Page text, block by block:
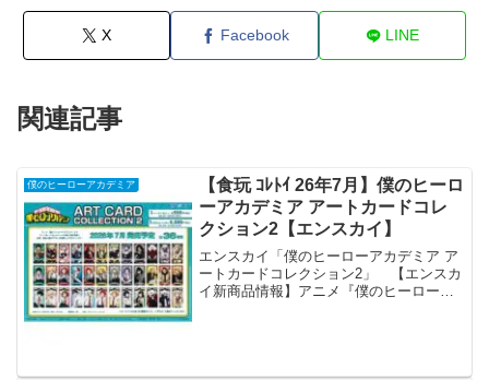
X Facebook LINE
関連記事
僕のヒーローアカデミア
【食玩 ｺﾚﾄｲ 26年7月】僕のヒーロ
ーアカデミア アートカードコレ
クション2【エンスカイ】
エンスカイ「僕のヒーローアカデミア ア
ートカードコレクション2」 【エンスカ
イ新商品情報】アニメ『僕のヒーローア